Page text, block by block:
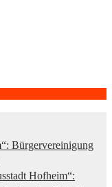
Bürgervereinigung
Hofheim“: